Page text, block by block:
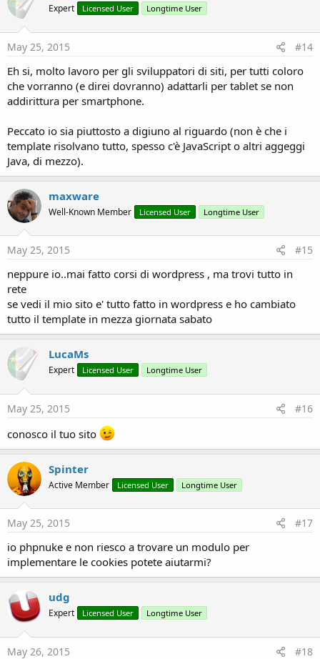
Expert Licensed User Longtime User
May 25, 2015 #14
Eh si, molto lavoro per gli sviluppatori di siti, per tutti coloro
che vorranno (e direi dovranno) adattarli per tablet se non
addirittura per smartphone.
Peccato io sia piuttosto a digiuno al riguardo (non è che i
template risolvano tutto, spesso c'è JavaScript o altri aggeggi
Java, di mezzo).
maxware
Well-Known Member Licensed User Longtime User
May 25, 2015 #15
neppure io..mai fatto corsi di wordpress , ma trovi tutto in
rete
se vedi il mio sito e' tutto fatto in wordpress e ho cambiato
tutto il template in mezza giornata sabato
LucaMs
Expert Licensed User Longtime User
May 25, 2015 #16
conosco il tuo sito
Spinter
Active Member Licensed User Longtime User
May 25, 2015 #17
io phpnuke e non riesco a trovare un modulo per
implementare le cookies potete aiutarmi?
udg
Expert Licensed User Longtime User
May 26, 2015 #18